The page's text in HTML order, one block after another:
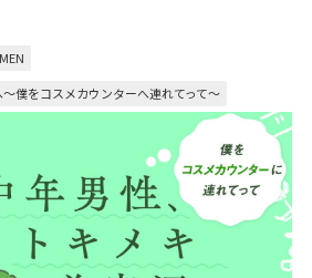
僕をコスメカウンターへ連れてって～